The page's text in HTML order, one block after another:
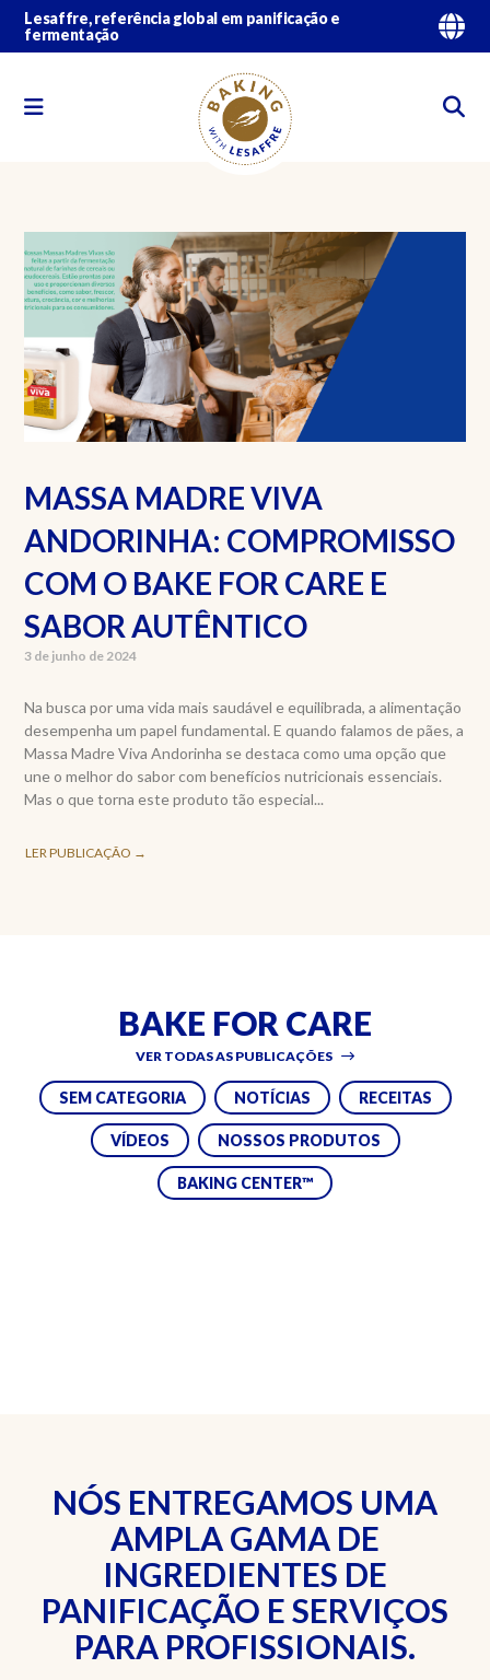
Lesaffre, referência global em panificação e
fermentação
MASSA MADRE VIVA
ANDORINHA: COMPROMISSO
COM O BAKE FOR CARE E
SABOR AUTÊNTICO
3 de junho de 2024
Na busca por uma vida mais saudável e equilibrada, a alimentação
desempenha um papel fundamental. E quando falamos de pães, a
Massa Madre Viva Andorinha se destaca como uma opção que
une o melhor do sabor com benefícios nutricionais essenciais.
Mas o que torna este produto tão especial...
LER PUBLICAÇÃO →
BAKE FOR CARE
VER TODAS AS PUBLICAÇÕES
SEM CATEGORIA NOTÍCIAS RECEITAS
VÍDEOS NOSSOS PRODUTOS
BAKING CENTER™
NÓS ENTREGAMOS UMA
AMPLA GAMA DE
INGREDIENTES DE
PANIFICAÇÃO E SERVIÇOS
PARA PROFISSIONAIS.